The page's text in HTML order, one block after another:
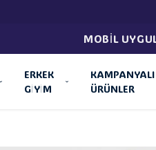
ERKEK
GİYİM
KAMPANYALI
ÜRÜNLER